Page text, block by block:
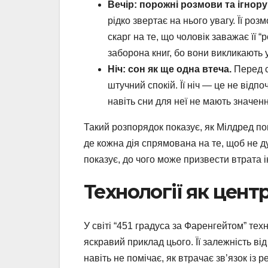
Вечір: порожні розмови та
рідко звертає на нього увагу. Її
скарг на те, що чоловік заважає її
заборона книг, бо вони викликають
Ніч: сон як ще одна втеча. Перед
штучний спокій. Її ніч — це не
навіть сни для неї не мають
Такий розпорядок показує, як Мілдред
де кожна дія спрямована на те, щоб не
показує, до чого може призвести втрата
Технології як
У світі “451 градуса за Фаренгейтом”
яскравий приклад цього. Її залежність
навіть не помічає, як втрачає зв’язок із